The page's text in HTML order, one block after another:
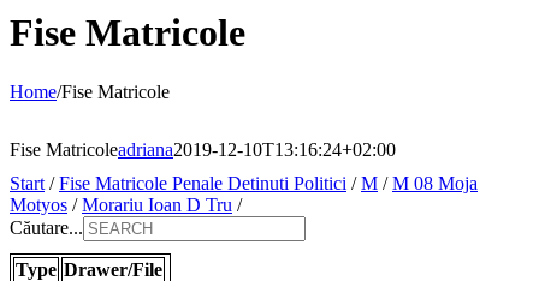
Fise Matricole
Home/Fise Matricole
Fise Matricoleadriana2019-12-10T13:16:24+02:00
Start /Fise Matricole Penale Detinuti Politici /M /M 08 Moja
Motyos /Morariu Ioan D Tru /
Căutare...
Type Drawer/File